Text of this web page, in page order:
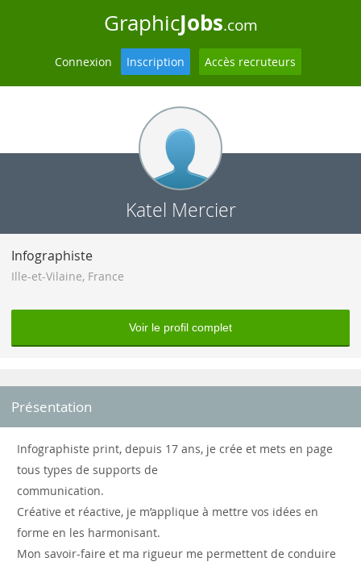
GraphicJobs.com
Connexion Inscription Accès recruteurs
Katel Mercier
Infographiste
Ille-et-Vilaine, France
Voir le profil complet
Présentation
Infographiste print, depuis 17 ans, je crée et mets en page
tous types de supports de
communication.
Créative et réactive, je m’applique à mettre vos idées en
forme en les harmonisant.
Mon savoir-faire et ma rigueur me permettent de conduire